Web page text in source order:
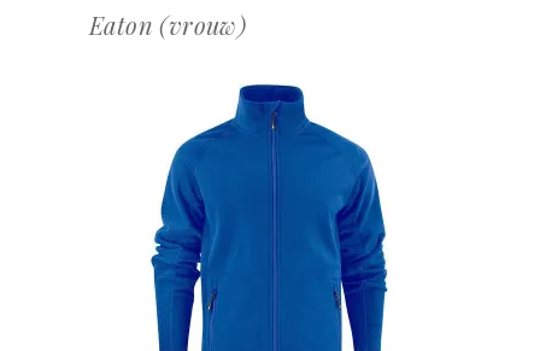
Eaton (vrouw)
OFFERTEAANVRAAG